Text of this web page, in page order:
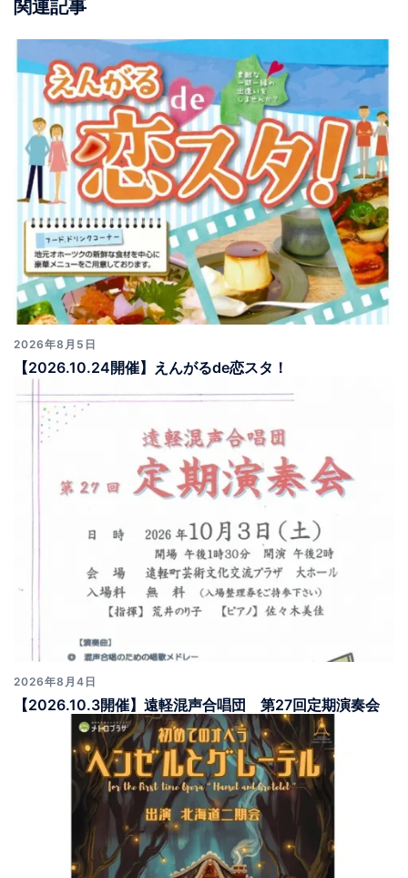
関連記事
2026年8月5日
【2026.10.24開催】えんがるde恋スタ！
2026年8月4日
【2026.10.3開催】遠軽混声合唱団 第27回定期演奏会